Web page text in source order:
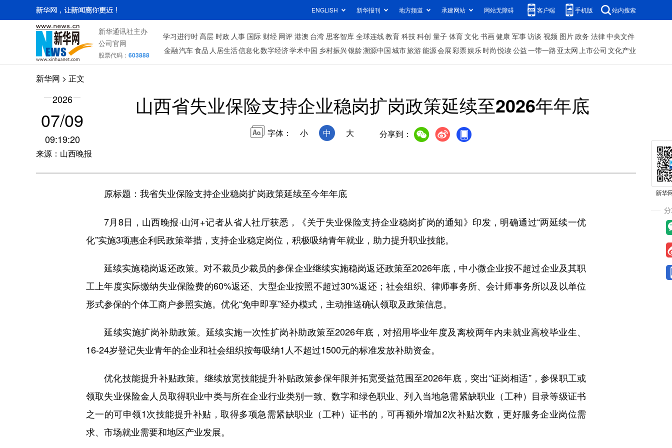
ENGLISH 新华报刊 地方频道 承建网站 网站无障碍 客户端 手机版 站内搜索
新华通讯社主办
公司官网
股票代码： 603888
学习进行时高层 时政 人事 国际 财经 网评 港澳 台湾 思客智库 全球连线教育 科技科创 量子 体育文化 书画健康 军事访谈 视频 图片政务 法律中央文件
金融汽车食品 人居生活信息化数字经济学术中国 乡村振兴银龄溯源中国城市旅游能源会展彩票娱乐时尚 悦读公益一带一路 亚太网上市公司 文化产业
新华网 > 正文
2026
07/09
09:19:20
来源：山西晚报
山西省失业保险支持企业稳岗扩岗政策延续至2026年年底
字体： 小 中 大 分享到：
原标题：我省失业保险支持企业稳岗扩岗政策延续至今年年底
7月8日，山西晚报·山河+记者从省人社厅获悉，《关于失业保险支持企业稳岗扩岗的通知》印发，明确通过“两延续一优
化”实施3项惠企利民政策举措，支持企业稳定岗位，积极吸纳青年就业，助力提升职业技能。
延续实施稳岗返还政策。对不裁员少裁员的参保企业继续实施稳岗返还政策至2026年底，中小微企业按不超过企业及其职
工上年度实际缴纳失业保险费的60%返还、大型企业按照不超过30%返还；社会组织、律师事务所、会计师事务所以及以单位
形式参保的个体工商户参照实施。优化“免申即享”经办模式，主动推送确认领取及政策信息。
延续实施扩岗补助政策。延续实施一次性扩岗补助政策至2026年底，对招用毕业年度及离校两年内未就业高校毕业生、
16-24岁登记失业青年的企业和社会组织按每吸纳1人不超过1500元的标准发放补助资金。
优化技能提升补贴政策。继续放宽技能提升补贴政策参保年限并拓宽受益范围至2026年底，突出“证岗相适”，参保职工或
领取失业保险金人员取得职业中类与所在企业行业类别一致、数字和绿色职业、列入当地急需紧缺职业（工种）目录等级证书
之一的可申领1次技能提升补贴，取得多项急需紧缺职业（工种）证书的，可再额外增加2次补贴次数，更好服务企业岗位需
求、市场就业需要和地区产业发展。